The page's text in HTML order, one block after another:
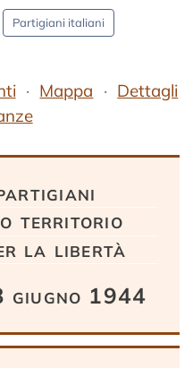
Partigiani italiani
Mappa
Dettagli
territorio
la libertà
giugno 1944